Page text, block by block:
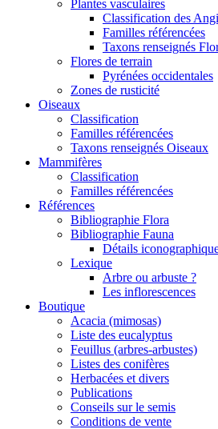
Plantes vasculaires
Classification des
Familles référencées
Taxons renseignés
Flores de terrain
Pyrénées occidentales
Zones de rusticité
Oiseaux
Classification
Familles référencées
Taxons renseignés Oiseaux
Mammifères
Classification
Familles référencées
Références
Bibliographie Flora
Bibliographie Fauna
Détails
Lexique
Arbre ou arbuste ?
Les inflorescences
Boutique
Acacia (mimosas)
Liste des eucalyptus
Feuillus (arbres-arbustes)
Listes des conifères
Herbacées et divers
Publications
Conseils sur le semis
Conditions de vente